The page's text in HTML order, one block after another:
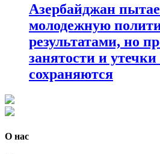
Азербайджан
молодежную
результатами, но
занятости и утечки
сохраняются
О нас